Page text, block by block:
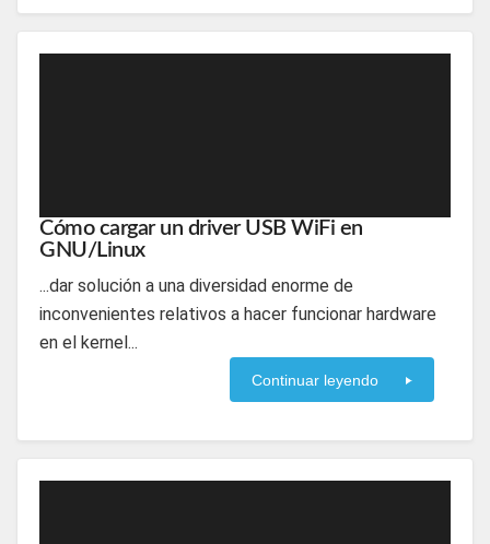
Cómo cargar un driver USB WiFi en
GNU/Linux
...dar solución a una diversidad enorme de
inconvenientes relativos a hacer funcionar hardware
en el kernel...
Continuar leyendo